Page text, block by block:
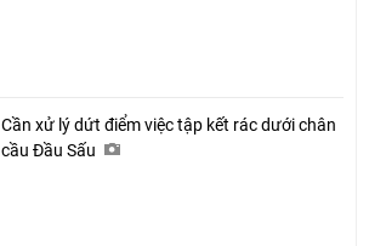
Cần xử lý dứt điểm việc tập kết rác dưới chân
cầu Đầu Sấu